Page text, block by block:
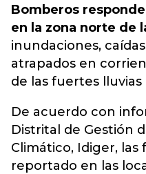
Bomberos
en la zona norte de
inundaciones,
atrapados en
de las fuertes
De acuerdo con
Distrital de Gestión
Climático, Idiger, las
reportado en las